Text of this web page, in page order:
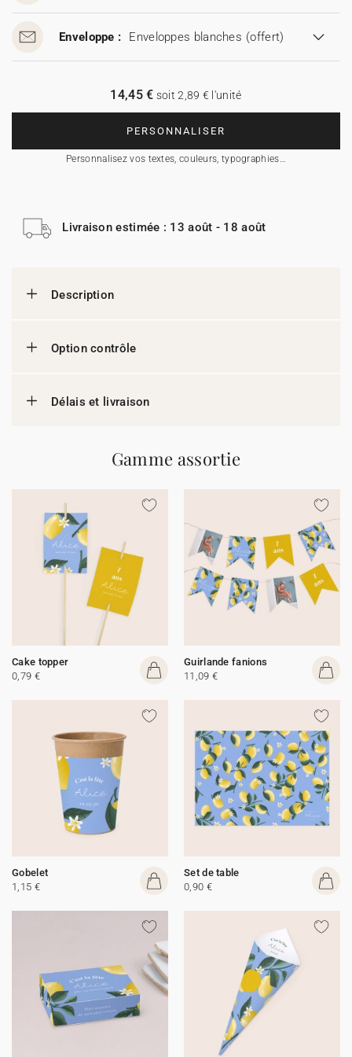
Enveloppe : Enveloppes blanches (offert)
PERSONNALISER
Personnalisez vos textes, couleurs, typographies…
14,45 € soit 2,89 € l'unité
Livraison estimée : 13 août - 18 août
Description
Option contrôle
Délais et livraison
Gamme assortie
Cake topper
0,79 €
Guirlande fanions
11,09 €
Gobelet
1,15 €
Set de table
0,90 €